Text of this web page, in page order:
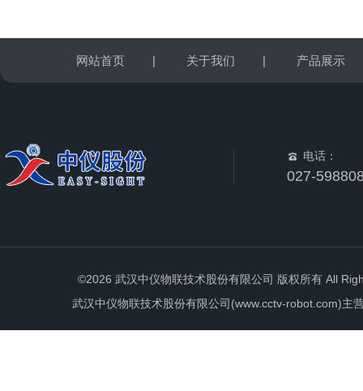
网站首页 | 关于我们 | 产品展示
电话：
027-
©2026 武汉中仪物联技术股份有限公司 版权所有 All
武汉中仪物联技术股份有限公司(www.cctv-robot.com)主